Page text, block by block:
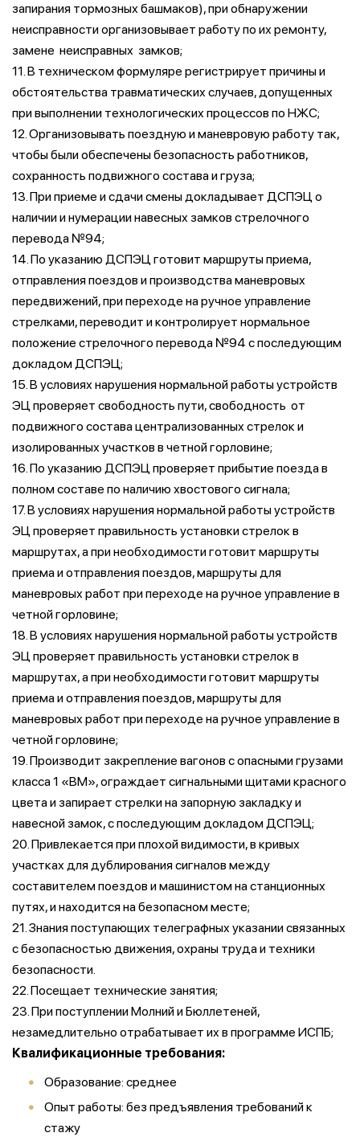
запирания тормозных башмаков), при обнаружении
неисправности организовывает работу по их ремонту,
замене неисправных замков;
11. В техническом формуляре регистрирует причины и
обстоятельства травматических случаев, допущенных
при выполнении технологических процессов по НЖС;
12. Организовывать поездную и маневровую работу так,
чтобы были обеспечены безопасность работников,
сохранность подвижного состава и груза;
13. При приеме и сдачи смены докладывает ДСПЭЦ о
наличии и нумерации навесных замков стрелочного
перевода №94;
14. По указанию ДСПЭЦ готовит маршруты приема,
отправления поездов и производства маневровых
передвижений, при переходе на ручное управление
стрелками, переводит и контролирует нормальное
положение стрелочного перевода №94 с последующим
докладом ДСПЭЦ;
15. В условиях нарушения нормальной работы устройств
ЭЦ проверяет свободность пути, свободность от
подвижного состава централизованных стрелок и
изолированных участков в четной горловине;
16. По указанию ДСПЭЦ проверяет прибытие поезда в
полном составе по наличию хвостового сигнала;
17. В условиях нарушения нормальной работы устройств
ЭЦ проверяет правильность установки стрелок в
маршрутах, а при необходимости готовит маршруты
приема и отправления поездов, маршруты для
маневровых работ при переходе на ручное управление в
четной горловине;
18. В условиях нарушения нормальной работы устройств
ЭЦ проверяет правильность установки стрелок в
маршрутах, а при необходимости готовит маршруты
приема и отправления поездов, маршруты для
маневровых работ при переходе на ручное управление в
четной горловине;
19. Производит закрепление вагонов с опасными грузами
класса 1 «ВМ», ограждает сигнальными щитами красного
цвета и запирает стрелки на запорную закладку и
навесной замок, с последующим докладом ДСПЭЦ;
20. Привлекается при плохой видимости, в кривых
участках для дублирования сигналов между
составителем поездов и машинистом на станционных
путях, и находится на безопасном месте;
21. Знания поступающих телеграфных указании связанных
с безопасностью движения, охраны труда и техники
безопасности.
22. Посещает технические занятия;
23. При поступлении Молний и Бюллетеней,
незамедлительно отрабатывает их в программе ИСПБ;
Квалификационные требования:
Образование: среднее
Опыт работы: без предъявления требований к
стажу